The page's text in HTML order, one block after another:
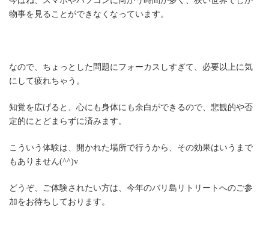
物事を見ることができなくなっています。
なので、ちょっとした問題にフォーカスしすぎて、必要以上に気
にして疲れちゃう。
知覚を広げると、心にも身体にも余白ができるので、悲観的や否
定的にとどまらずに済みます。
こういう体験は、開かれた場所で行うから、その効果はいうまで
もありません(^^)v
どうぞ、ご体験されたい方は、今年のバリ島リトリートへのご参
加をお待ちしております。